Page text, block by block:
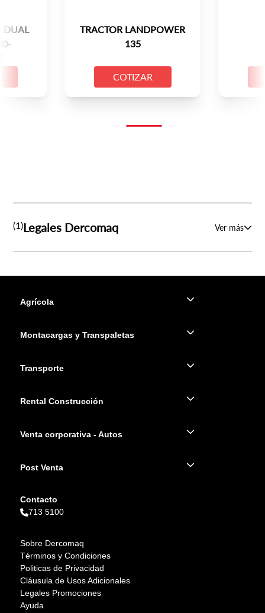
DUAL
TRACTOR LANDPOWER
135
COTIZAR
(1)Legales Dercomaq Ver más
Agrícola
Montacargas y Transpaletas
Transporte
Rental Construcción
Venta corporativa - Autos
Post Venta
Contacto
713 5100
Sobre Dercomaq
Términos y Condiciones
Politicas de Privacidad
Cláusula de Usos Adicionales
Legales Promociones
Ayuda